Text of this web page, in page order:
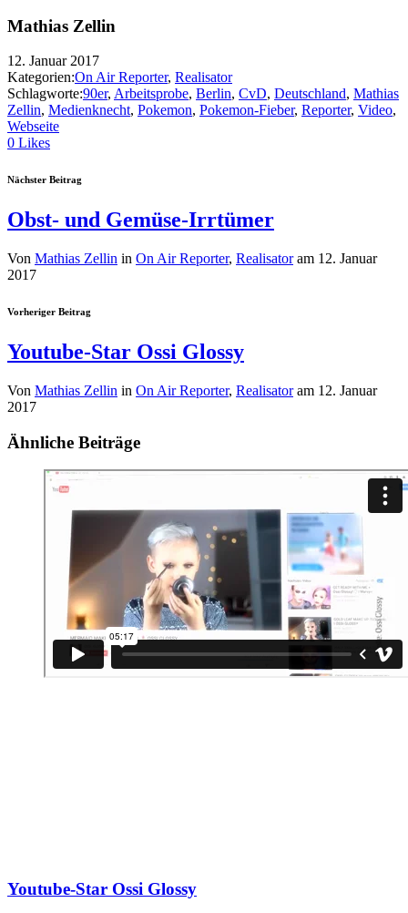
Mathias Zellin
12. Januar 2017
Kategorien:On Air Reporter, Realisator
Schlagworte:90er, Arbeitsprobe, Berlin, CvD, Deutschland, Mathias
Zellin, Medienknecht, Pokemon, Pokemon-Fieber, Reporter, Video,
Webseite
0 Likes
Nächster Beitrag
Obst- und Gemüse-Irrtümer
Von Mathias Zellin in On Air Reporter, Realisatoram 12. Januar
2017
Vorheriger Beitrag
Youtube-Star Ossi Glossy
Von Mathias Zellin in On Air Reporter, Realisatoram 12. Januar
2017
Ähnliche Beiträge
Youtube-Star Ossi Glossy